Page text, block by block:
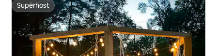
Superhost
Superhost